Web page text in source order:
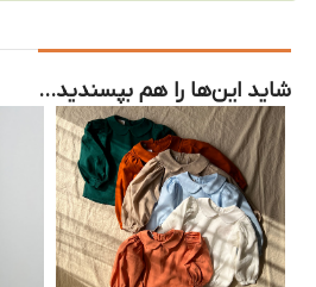
شاید این‌ها را هم بپسندید…